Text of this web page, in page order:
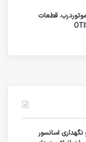
قطعات
اسانسور